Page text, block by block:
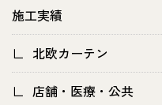
施工実績
北欧カーテン
店舗・医療・公共